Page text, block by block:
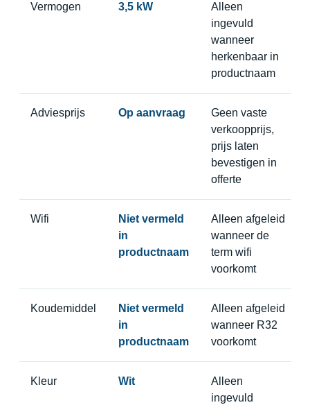
Vermogen 3,5 kW
Alleen
ingevuld
wanneer
herkenbaar in
productnaam
Adviesprijs Op aanvraag
Geen vaste
verkoopprijs,
prijs laten
bevestigen in
offerte
Wifi
Niet vermeld
in
productnaam
Alleen afgeleid
wanneer de
term wifi
voorkomt
Koudemiddel
Niet vermeld
in
productnaam
Alleen afgeleid
wanneer R32
voorkomt
Kleur Wit
Alleen
ingevuld